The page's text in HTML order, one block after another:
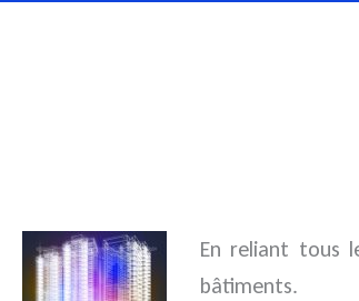
En reliant tous
bâtiments.